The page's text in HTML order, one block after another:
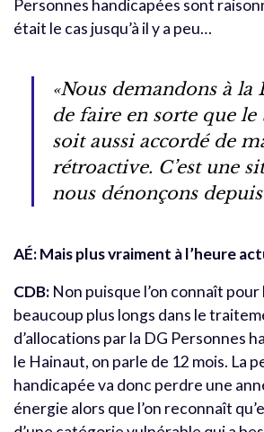
Personnes handicapées sont
était le cas jusqu’à il y a peu…
«Nous demandons à la
de faire en sorte que
soit aussi accordé de
rétroactive. C’est une
nous dénonçons depuis
AÉ: Mais plus vraiment à l’heure
CDB: Non puisque l’on connaît pour
beaucoup plus longs dans le
d’allocations par la DG Personnes
le Hainaut, on parle de 12 mois. La
handicapée va donc perdre une
énergie alors que l’on reconnaît